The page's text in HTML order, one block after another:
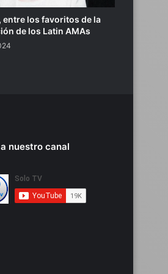
entre los favoritos de la
de los Latin AMAs
nuestro canal